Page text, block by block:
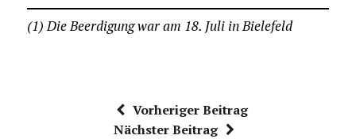
(1) Die Beerdigung war am 18. Juli in Bielefeld
Vorheriger Beitrag
Nächster Beitrag